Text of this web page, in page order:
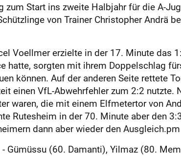
Start ins zweite Halbjahr für die A-
von Trainer Christopher Andrä
Voell­mer erzielte in der 17. Minute das
hatte, sorgten mit ihrem Doppelschlag
können. Auf der anderen Seite rettete
einen VfL-Abwehrfehler zum 2:2 nutzte.
waren, die mit einem Elfmetertor von
Rutesheim in der 70. Minute aber den
dann aber wieder den Ausgleich.pm
Gümüssu (60. Damanti), Yilmaz (80.